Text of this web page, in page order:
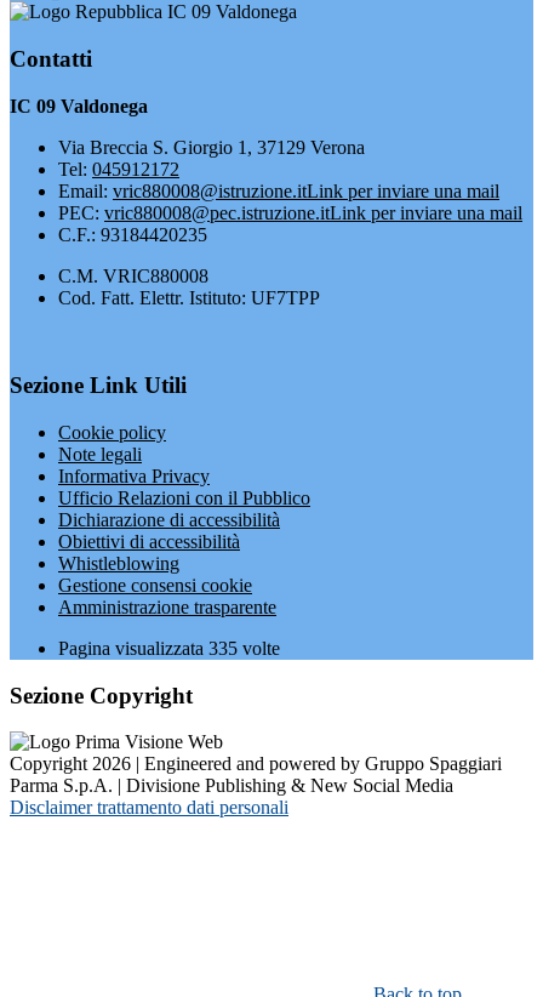
IC 09 Valdonega
Contatti
IC 09 Valdonega
Via Breccia S. Giorgio 1, 37129 Verona
Tel: 045912172
Email: vric880008@istruzione.itLink per inviare una mail
PEC: vric880008@pec.istruzione.itLink per inviare una mail
C.F.: 93184420235
C.M. VRIC880008
Cod. Fatt. Elettr. Istituto: UF7TPP
Sezione Link Utili
Cookie policy
Note legali
Informativa Privacy
Ufficio Relazioni con il Pubblico
Dichiarazione di accessibilità
Obiettivi di accessibilità
Whistleblowing
Gestione consensi cookie
Amministrazione trasparente
Pagina visualizzata 335 volte
Sezione Copyright
Copyright 2026 | Engineered and powered by Gruppo Spaggiari
Parma S.p.A. | Divisione Publishing & New Social Media
Disclaimer trattamento dati personali